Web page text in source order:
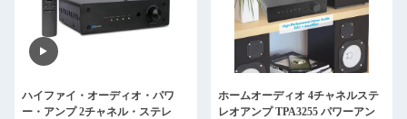
ハイファイ・オーディオ・パワ
ー・アンプ 2チャネル・ステレ
ホームオーディオ 4チャネルステ
レオアンプ TPA3255 パワーアン